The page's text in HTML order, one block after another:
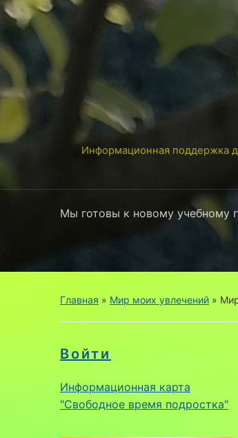
Информационная поддержка
Мы готовы к новому учебному
Главная » Мир моих увлечений »
Войти
Информационная карта
"Свободное время подростка"